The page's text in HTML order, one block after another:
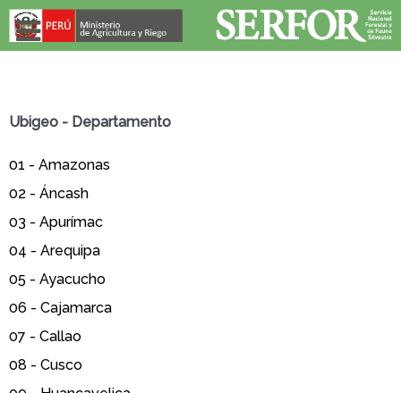
Ubigeo - Departamento
01 - Amazonas
02 - Áncash
03 - Apurímac
04 - Arequipa
05 - Ayacucho
06 - Cajamarca
07 - Callao
08 - Cusco